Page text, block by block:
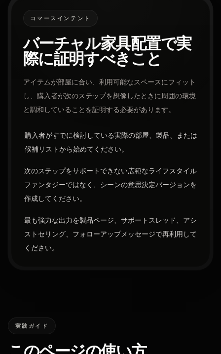
コマースインテント
バーチャル家具配置で実
際に証明すべきこと
アイテムが部屋に合い、利用可能なスペースにフィット
し、購入者が次のステップを想像したときに周囲の環境
と調和していることを証明する必要があります。
購入者がすでに検討している実際の部屋、製品、または
候補リストから始めてください。
次のステップをサポートできない広範なライフスタイル
ファンタジーではなく、シーンの意思決定バージョンを
作成してください。
最も強力な出力を製品ページ、サポートスレッド、アシ
ストセリング、フォローアップメッセージで再利用して
ください。
実践ガイド